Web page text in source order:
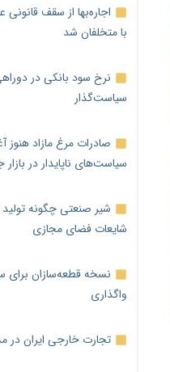
اجاره‌بها از سقف
با متخلفان شد
نرخ سود بانکی در
سیاست‌گذار
صادرات مرغ مازاد
سیاست‌های ناپایدار در بازار
شیر صنعتی چگونه
شایعات فضای مجازی
نسخه قطعه‌سازان برای
واگذاری
تجارت خارجی ایران در